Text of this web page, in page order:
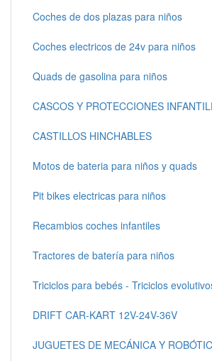
Coches de dos plazas para niños
Coches electricos de 24v para niños
Quads de gasolina para niños
CASCOS Y PROTECCIONES
CASTILLOS HINCHABLES
Motos de bateria para niños y quads
Pit bikes electricas para niños
Recambios coches infantiles
Tractores de batería para niños
Triciclos para bebés - Triciclos
DRIFT CAR-KART 12V-24V-36V
JUGUETES DE MECÁNICA Y